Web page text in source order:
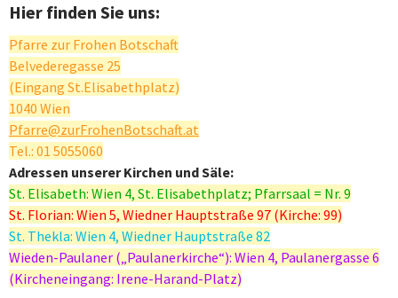
Hier finden Sie uns:
Pfarre zur Frohen Botschaft
Belvederegasse 25
(Eingang St.Elisabethplatz)
1040 Wien
Pfarre@zurFrohenBotschaft.at
Tel.: 01 5055060
Adressen unserer Kirchen und Säle:
St. Elisabeth: Wien 4, St. Elisabethplatz; Pfarrsaal = Nr. 9
St. Florian: Wien 5, Wiedner Hauptstraße 97 (Kirche: 99)
St. Thekla: Wien 4, Wiedner Hauptstraße 82
Wieden-Paulaner („Paulanerkirche“): Wien 4, Paulanergasse 6
(Kircheneingang: Irene-Harand-Platz)